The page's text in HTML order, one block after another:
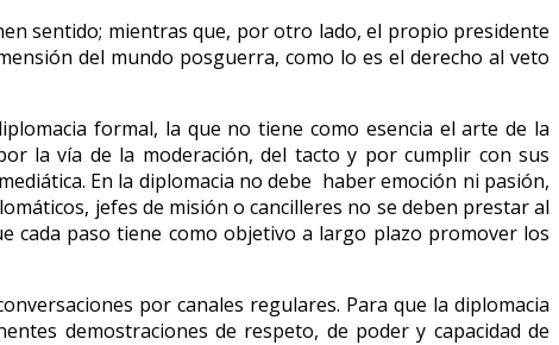
sentido; mientras que, por otro lado, el propio presidente
del mundo posguerra, como lo es el derecho al veto
formal, la que no tiene como esencia el arte de la
la vía de la moderación, del tacto y por cumplir con sus
En la diplomacia no debe haber emoción ni pasión,
jefes de misión o cancilleres no se deben prestar al
cada paso tiene como objetivo a largo plazo promover los
por canales regulares. Para que la diplomacia
demostraciones de respeto, de poder y capacidad de